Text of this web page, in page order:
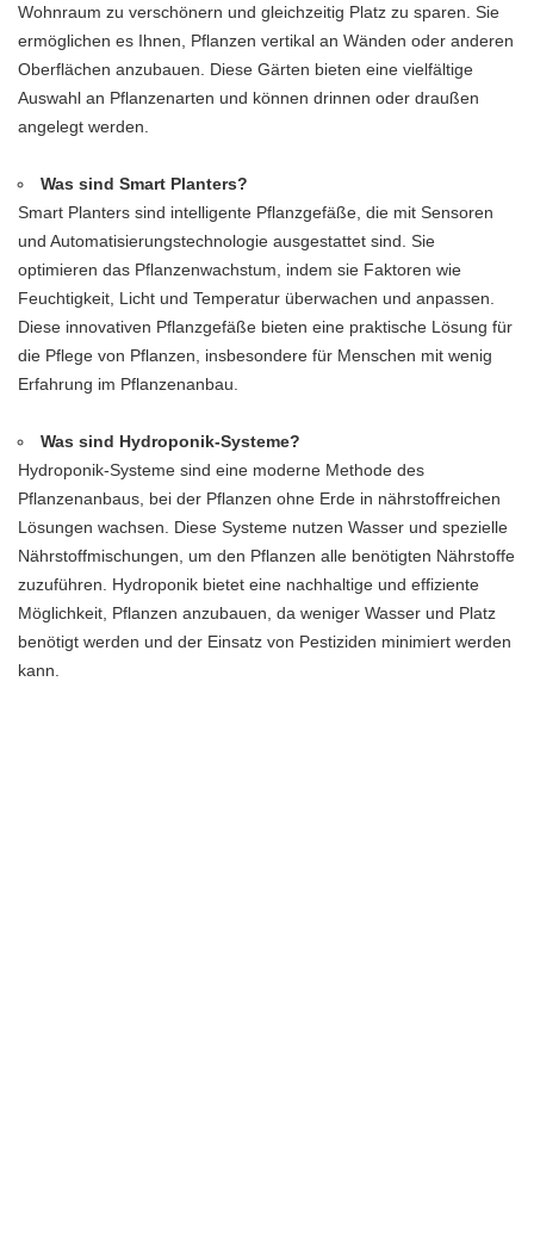
Wohnraum zu verschönern und gleichzeitig Platz zu sparen. Sie
ermöglichen es Ihnen, Pflanzen vertikal an Wänden oder anderen
Oberflächen anzubauen. Diese Gärten bieten eine vielfältige
Auswahl an Pflanzenarten und können drinnen oder draußen
angelegt werden.
Was sind Smart Planters?
Smart Planters sind intelligente Pflanzgefäße, die mit Sensoren
und Automatisierungstechnologie ausgestattet sind. Sie
optimieren das Pflanzenwachstum, indem sie Faktoren wie
Feuchtigkeit, Licht und Temperatur überwachen und anpassen.
Diese innovativen Pflanzgefäße bieten eine praktische Lösung für
die Pflege von Pflanzen, insbesondere für Menschen mit wenig
Erfahrung im Pflanzenanbau.
Was sind Hydroponik-Systeme?
Hydroponik-Systeme sind eine moderne Methode des
Pflanzenanbaus, bei der Pflanzen ohne Erde in nährstoffreichen
Lösungen wachsen. Diese Systeme nutzen Wasser und spezielle
Nährstoffmischungen, um den Pflanzen alle benötigten Nährstoffe
zuzuführen. Hydroponik bietet eine nachhaltige und effiziente
Möglichkeit, Pflanzen anzubauen, da weniger Wasser und Platz
benötigt werden und der Einsatz von Pestiziden minimiert werden
kann.